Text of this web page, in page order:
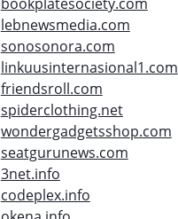
lebnewsmedia.com
sonosonora.com
linkuusinternasional1.com
friendsroll.com
spiderclothing.net
wondergadgetsshop.com
seatgurunews.com
3net.info
codeplex.info